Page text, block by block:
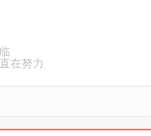
在努力